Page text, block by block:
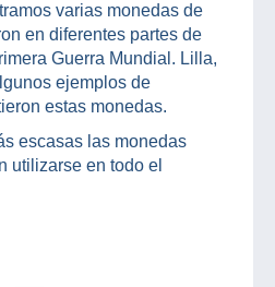
varias monedas de
en diferentes partes de
Guerra Mundial. Lilla,
ejemplos de
estas monedas.
escasas las monedas
utilizarse en todo el